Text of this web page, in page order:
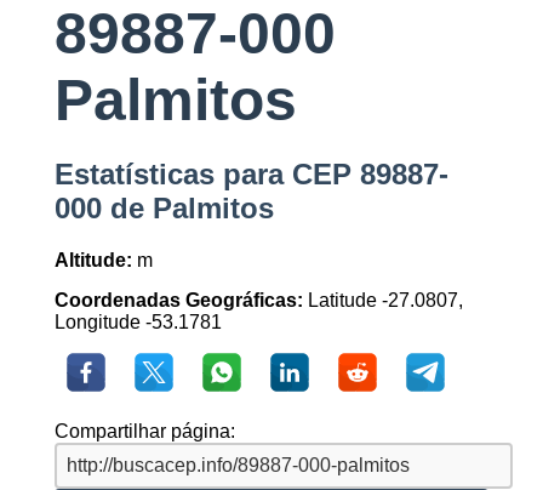
89887-000
Palmitos
Estatísticas para CEP 89887-
000 de Palmitos
Altitude: m
Coordenadas Geográficas: Latitude -27.0807,
Longitude -53.1781
Compartilhar página: